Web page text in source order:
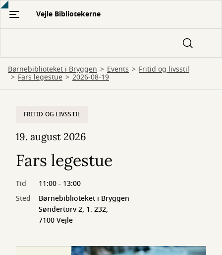
Gå
hovedindhold
Vejle Bibliotekerne
Børnebiblioteket i Bryggen Events Fritid og livsstil
Fars legestue 2026-08-19
FRITID OG LIVSSTIL
19. august 2026
Fars legestue
Tid
11:00 - 13:00
Sted
Børnebiblioteket i Bryggen
Søndertorv 2, 1. 232,
7100 Vejle